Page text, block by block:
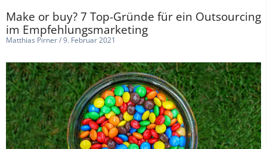
Make or buy? 7 Top-Gründe für ein Outsourcing
im Empfehlungsmarketing
Matthias Pirner 9. Februar 2021